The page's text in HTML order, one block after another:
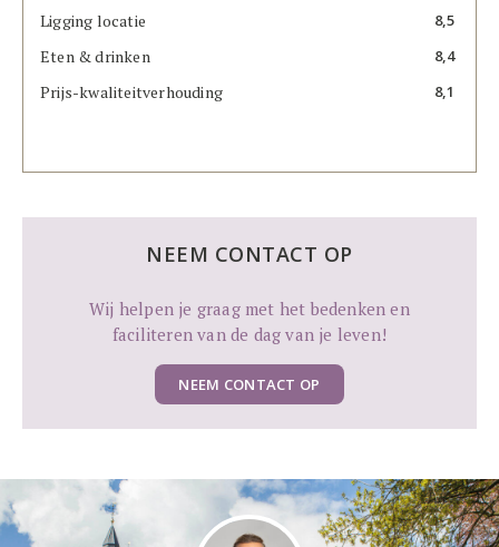
Ligging locatie 8,5
Eten & drinken 8,4
Prijs-kwaliteitverhouding 8,1
NEEM CONTACT OP
Wij helpen je graag met het bedenken en
faciliteren van de dag van je leven!
NEEM CONTACT OP